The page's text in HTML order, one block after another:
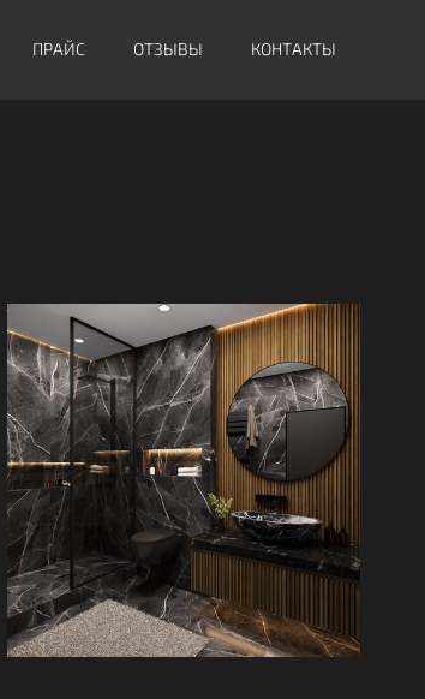
ПРАЙС ОТЗЫВЫ КОНТАКТЫ